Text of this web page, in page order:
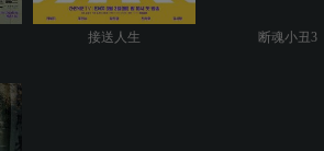
接送人生 断魂小丑3